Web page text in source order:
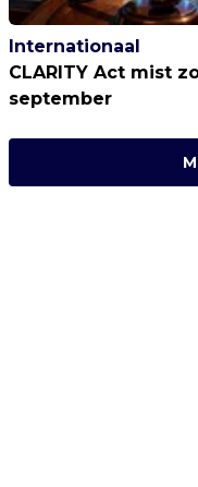
Internationaal
CLARITY Act mist
september